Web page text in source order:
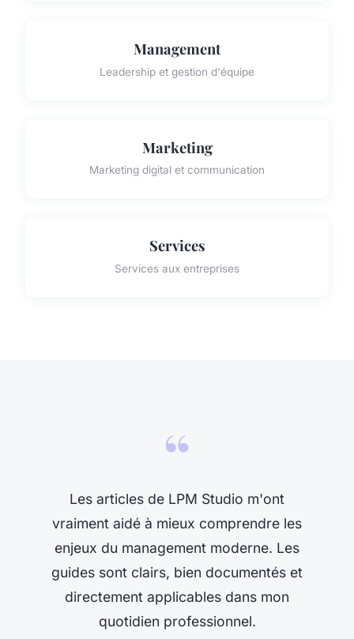
Management
Leadership et gestion d'équipe
Marketing
Marketing digital et communication
Services
Services aux entreprises
“
Les articles de LPM Studio m'ont
vraiment aidé à mieux comprendre les
enjeux du management moderne. Les
guides sont clairs, bien documentés et
directement applicables dans mon
quotidien professionnel.